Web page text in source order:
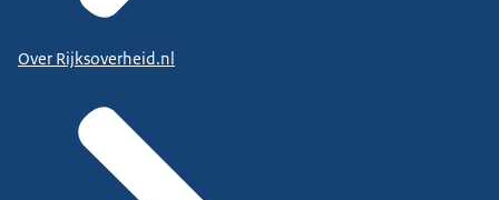
Over Rijksoverheid.nl